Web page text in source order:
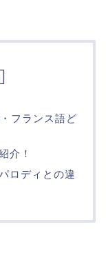
]
フランス語ど
介！
ロディとの違